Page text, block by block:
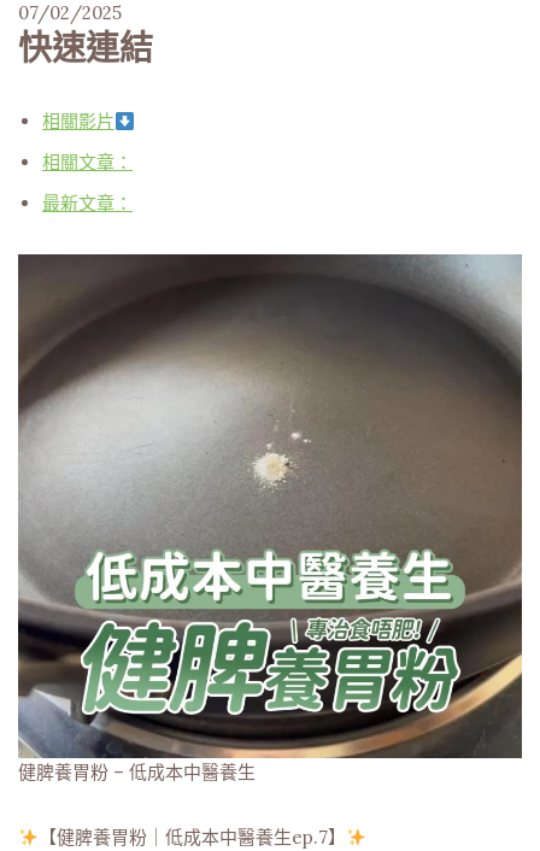
07/02/2025
快速連結
相關影片
相關文章：
最新文章：
健脾養胃粉 – 低成本中醫養生
【健脾養胃粉｜低成本中醫養生ep.7】